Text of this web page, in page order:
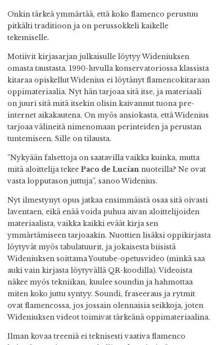
Onkin tärkeä ymmärtää, että koko flamenco perustuu
pitkälti traditioon ja on perussokkeli kaikelle
tekemiselle.
Motiivit kirjasarjan julkaisulle löytyy Wideniuksen
omasta taustasta. 1990-luvulla konservatoriossa klassista
kitaraa opiskellut Widenius ei löytänyt flamencokitaraan
oppimateriaalia. Nyt hän tarjoaa sitä itse, ja materiaali
on juuri sitä mitä itsekin olisin kaivannut tuona pre-
internet aikakautena. On myös ansiokasta, että Widenius
tarjoaa välineitä nimenomaan perinteiden ja perustan
tuntemiseen. Sille on tilausta.
”Nykyään falsettoja on saatavilla vaikka kuinka, mutta
mitä aloittelija tekee Paco de Lucían nuoteilla? Ne ovat
vasta lopputason juttuja”, sanoo Widenius.
Nyt ilmestynyt opus jatkaa ensimmäistä osaa sitä oivasti
laventaen, eikä enää voida puhua aivan aloittelijoiden
materiaalista, vaikka kaikki eväät kirja sen
ymmärtämiseen tarjoaakin. Nuottien lisäksi oppikirjasta
löytyvät myös tabulatuurit, ja jokaisesta biisistä
Wideniuksen soittama Youtube-opetusvideo (minkä saa
auki vain kirjasta löytyvällä QR-koodilla). Videoista
näkee myös tekniikan, kuulee soundin ja hahmottaa
miten koko juttu syntyy. Soundi, fraseeraus ja rytmit
ovat flamencossa, jos jossain olennaisia seikkoja, joten
Wideniuksen videot toimivat tärkeänä oppimateriaalina.
Ilman kovaa treeniä ei teknisesti vaativa flamenco